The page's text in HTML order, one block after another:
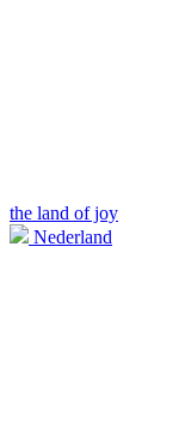
the land of joy
Nederland